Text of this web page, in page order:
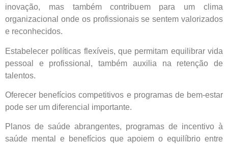
inovação, mas também contribuem para um clima
organizacional onde os profissionais se sentem valorizados
e reconhecidos.
Estabelecer políticas flexíveis, que permitam equilibrar vida
pessoal e profissional, também auxilia na retenção de
talentos.
Oferecer benefícios competitivos e programas de bem-estar
pode ser um diferencial importante.
Planos de saúde abrangentes, programas de incentivo à
saúde mental e benefícios que apoiem o equilíbrio entre